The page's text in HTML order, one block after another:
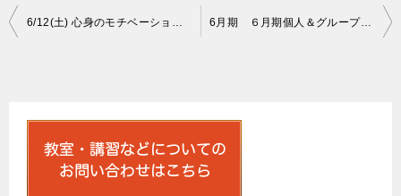
投
6/12(土) 心身のモチベーション大幅UP！《手指武術気功》ワークショップ 6月期 ６月期個人＆グループレッスン受付中